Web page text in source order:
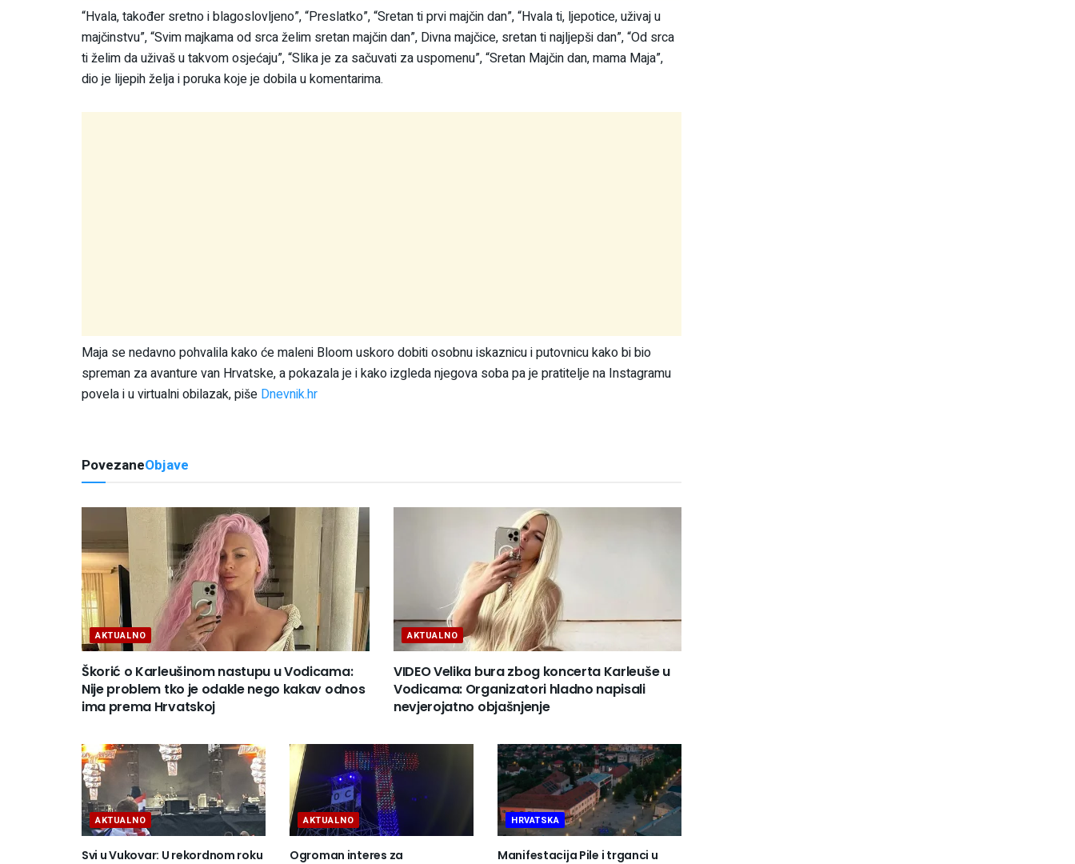
“Hvala, također sretno i blagoslovljeno”, “Preslatko”, “Sretan ti prvi majčin dan”, “Hvala ti, ljepotice, uživaj u
majčinstvu”, “Svim majkama od srca želim sretan majčin dan”, Divna majčice, sretan ti najljepši dan”, “Od srca
ti želim da uživaš u takvom osjećaju”, “Slika je za sačuvati za uspomenu”, “Sretan Majčin dan, mama Maja”,
dio je lijepih želja i poruka koje je dobila u komentarima.
Maja se nedavno pohvalila kako će maleni Bloom uskoro dobiti osobnu iskaznicu i putovnicu kako bi bio
spreman za avanture van Hrvatske, a pokazala je i kako izgleda njegova soba pa je pratitelje na Instagramu
povela i u virtualni obilazak, piše Dnevnik.hr
PovezaneObjave
AKTUALNO
Škorić o Karleušinom nastupu u Vodicama:
Nije problem tko je odakle nego kakav odnos
ima prema Hrvatskoj
AKTUALNO
VIDEO Velika bura zbog koncerta Karleuše u
Vodicama: Organizatori hladno napisali
nevjerojatno objašnjenje
AKTUALNO
Svi u Vukovar: U rekordnom roku
AKTUALNO
Ogroman interes za
HRVATSKA
Manifestacija Pile i trganci u